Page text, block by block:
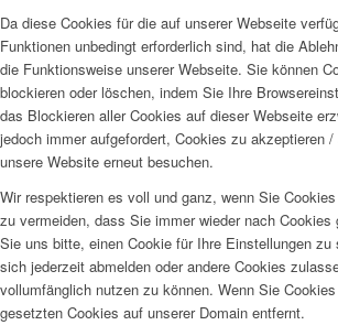
Da diese Cookies für die auf unserer Webseite
Funktionen unbedingt erforderlich sind, hat die
die Funktionsweise unserer Webseite. Sie können
blockieren oder löschen, indem Sie Ihre
das Blockieren aller Cookies auf dieser Webseite
jedoch immer aufgefordert, Cookies zu akzeptieren
unsere Website erneut besuchen.
Wir respektieren es voll und ganz, wenn Sie
zu vermeiden, dass Sie immer wieder nach Cookies
Sie uns bitte, einen Cookie für Ihre Einstellungen zu
sich jederzeit abmelden oder andere Cookies
vollumfänglich nutzen zu können. Wenn Sie
gesetzten Cookies auf unserer Domain entfernt.